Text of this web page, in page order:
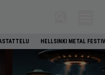
HELLSINKI METAL